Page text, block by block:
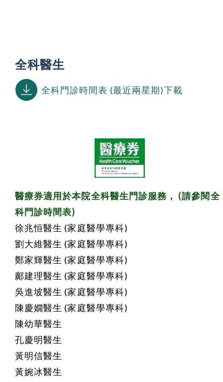
全科醫生
全科門診時間表 (最近兩星期)下載
醫療券適用於本院全科醫生門診服務， (請參閱全
科門診時間表)
徐兆恒醫生 (家庭醫學專科)
劉大維醫生 (家庭醫學專科)
鄭家輝醫生 (家庭醫學專科)
鄺建理醫生 (家庭醫學專科)
吳進坡醫生 (家庭醫學專科)
陳慶嫺醫生 (家庭醫學專科)
陳幼華醫生
孔慶明醫生
黃明信醫生
黃婉冰醫生